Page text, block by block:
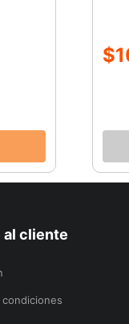
$
al cliente